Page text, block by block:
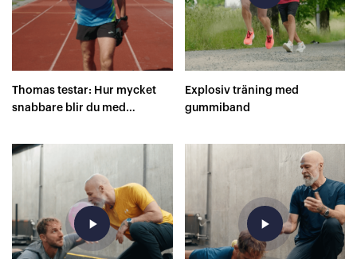
Thomas testar: Hur mycket
snabbare blir du med
Explosiv träning med
gummiband
play_arrow play_arrow